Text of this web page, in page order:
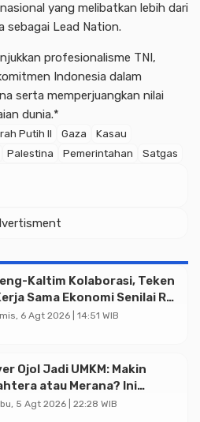
yang melibatkan lebih dari
sebagai Lead Nation.
profesionalisme TNI,
Indonesia dalam
serta memperjuangkan nilai
dunia.*
Putih II Gaza
Kasau
Palestina Pemerintahan Satgas
Kaltim Kolaborasi, Teken
Sama Ekonomi Senilai Rp
Triliun
6 Agt 2026 | 14:51 WIB
Ojol Jadi UMKM: Makin
atau Merana? Ini
Diskusi Paramadina
5 Agt 2026 | 22:28 WIB